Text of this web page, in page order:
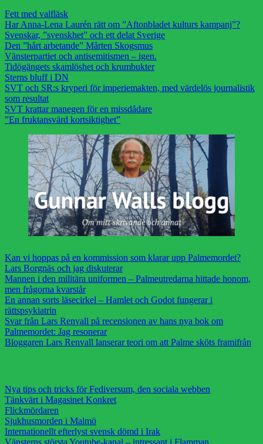
Fett med valfläsk
Har Anna-Lena Laurén rätt om ”Aftonbladet kulturs kampanj”?
Svenskar, ”svenskhet” och ett delat Sverige
Den ”hårt arbetande” Mårten Skogsmus
Vänsterpartiet och antisemitismen – igen.
Tidögängets skamlöshet och krumbukter
Sterns bluff i DN
SVT och SR:s kryperi för imperiemakten, med värdelös journalistik
som resultat
SVT krattar manegen för en missdådare
”En fruktansvärd kortsiktighet”
Kan vi hoppas på en kommission som klarar upp Palmemordet?
Lars Borgnäs och jag diskuterar
Mannen i den militära uniformen – Palmeutredarna hittade honom,
men frågorna kvarstår
En annan sorts läsecirkel – Hamlet och Godot fungerar i
rättspsykiatrin
Svar från Lars Renvall på recensionen av hans nya bok om
Palmemordet: Jag resonerar
Bloggaren Lars Renvall lanserar teori om att Palme sköts framifrån
Nya tips och tricks för Fediversum, den sociala webben
Tänkvärt i Magasinet Konkret
Flickmördaren
Sjukhusmorden i Malmö
Internationellt efterlyst svensk dömd i Irak
Vänsterns största Youtube-kanal – intressant i Flamman